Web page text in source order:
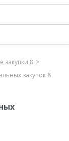
закупки 8
закупок 8